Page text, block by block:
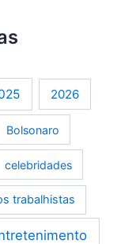
2026
Bolsonaro
celebridades
trabalhistas